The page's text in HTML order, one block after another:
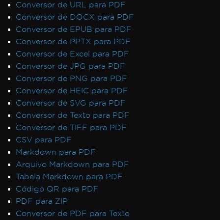
Conversor de URL para PDF
Conversor de DOCX para PDF
Conversor de EPUB para PDF
Conversor de PPTX para PDF
Conversor de Excel para PDF
Conversor de JPG para PDF
Conversor de PNG para PDF
Conversor de HEIC para PDF
Conversor de SVG para PDF
Conversor de Texto para PDF
Conversor de TIFF para PDF
CSV para PDF
Markdown para PDF
Arquivo Markdown para PDF
Tabela Markdown para PDF
Código QR para PDF
PDF para ZIP
Conversor de PDF para Texto